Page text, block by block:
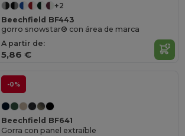
+2
Beechfield BF443
gorro snowstar® con área de marca
A partir de:
5,86 €
-0%
Beechfield BF641
Gorra con panel extraíble